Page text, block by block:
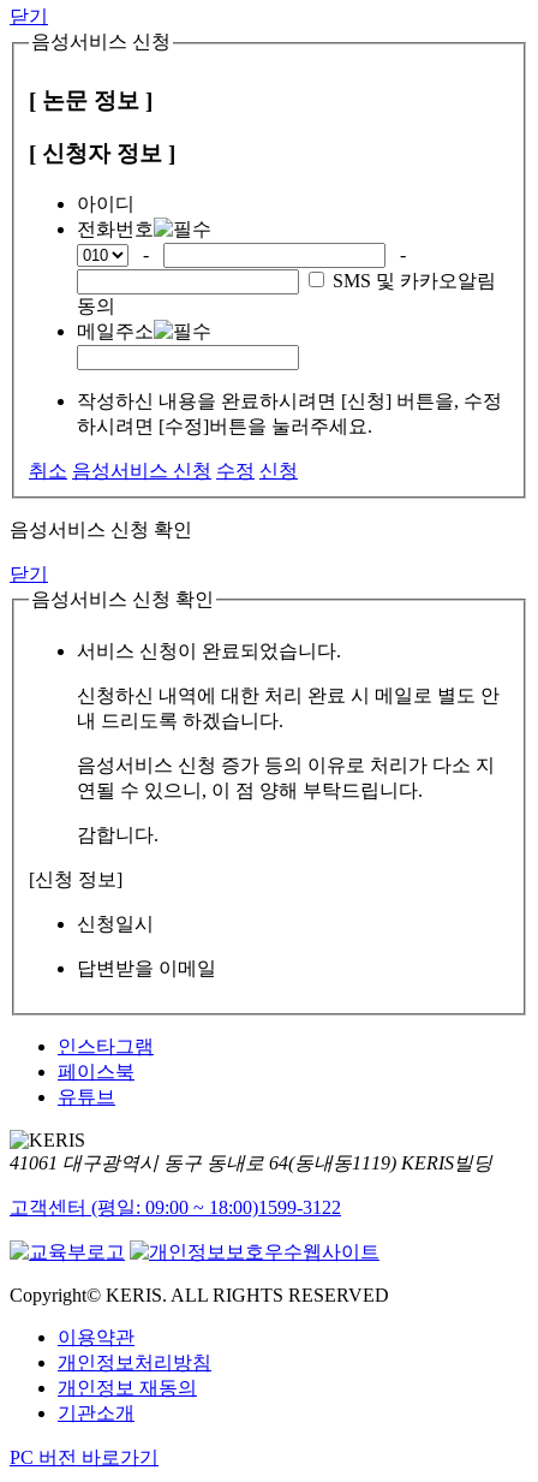
닫기
음성서비스 신청
[ 논문 정보 ]
[ 신청자 정보 ]
아이디
전화번호
-
-
SMS 및 카카오알림
동의
메일주소
작성하신 내용을 완료하시려면 [신청] 버튼을, 수정
하시려면 [수정]버튼을 눌러주세요.
취소 음성서비스 신청 수정 신청
음성서비스 신청 확인
닫기
음성서비스 신청 확인
서비스 신청이 완료되었습니다.
신청하신 내역에 대한 처리 완료 시 메일로 별도 안
내 드리도록 하겠습니다.
음성서비스 신청 증가 등의 이유로 처리가 다소 지
연될 수 있으니, 이 점 양해 부탁드립니다.
감합니다.
[신청 정보]
신청일시
답변받을 이메일
인스타그램
페이스북
유튜브
41061 대구광역시 동구 동내로 64(동내동1119) KERIS빌딩
고객센터 (평일: 09:00 ~ 18:00)1599-3122
Copyright© KERIS. ALL RIGHTS RESERVED
이용약관
개인정보처리방침
개인정보 재동의
기관소개
PC 버전 바로가기